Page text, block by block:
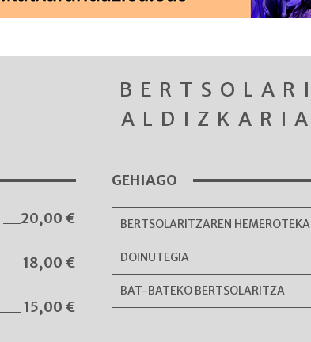
BERTSOLARI
ALDIZKARIA
20,00 €
18,00 €
15,00 €
GEHIAGO
BERTSOLARITZAREN HEMEROTEKA
DOINUTEGIA
BAT-BATEKO BERTSOLARITZA